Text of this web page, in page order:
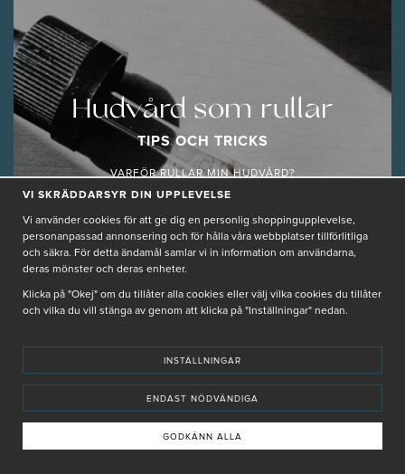
Hudvård som rullar
TIPS OCH TRICKS
VARFÖR RULLAR MIN HUDVÅRD?
JULIA, PRODUKTSPECIALIST
VI SKRÄDDARSYR DIN UPPLEVELSE
Vi använder cookies för att ge dig en personlig shoppingupplevelse,
personanpassad annonsering och för hålla våra webbplatser tillförlitliga
och säkra. För detta ändamål samlar vi in information om användarna,
deras mönster och deras enheter.
Klicka på "Okej" om du tillåter alla cookies eller välj vilka cookies du tillåter
och vilka du vill stänga av genom att klicka på "Inställningar" nedan.
INSTÄLLNINGAR
ENDAST NÖDVÄNDIGA
GODKÄNN ALLA